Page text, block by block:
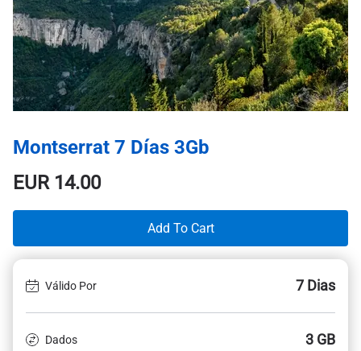
Montserrat 7 Días 3Gb
EUR14.00
Add To Cart
Válido Por 7 Dias
Dados 3 GB